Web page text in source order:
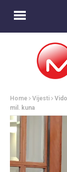
Home Vijesti
mil. kuna